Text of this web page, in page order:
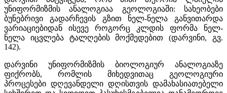
უნიფორმიზმის ანალოგიაა გეოლოგიაში: სახეობები
ბუნებრივი გადარჩევის გზით ნელ-ნელა განვითარდა
ვარიაციებიდან ისევე როგორც კლდის ფორმა ნელ-
ნელა იცვლება ტალღების მოქმედებით (დარვინი, გვ.
142).
დარვინი უნიფორმიზმის ბიოლოგიურ ანალოგიაზე
ფიქრობს, რომლის მიხედვითაც გეოლოგიური
პროცესები დღევანდელი დღისთვის დამახასიათებელი